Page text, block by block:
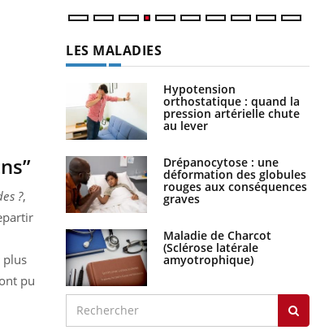
?,
plus
pu
LES MALADIES
Hypotension
orthostatique : quand la
pression artérielle chute
au lever
Drépanocytose : une
déformation des globules
rouges aux conséquences
graves
Maladie de Charcot
(Sclérose latérale
amyotrophique)